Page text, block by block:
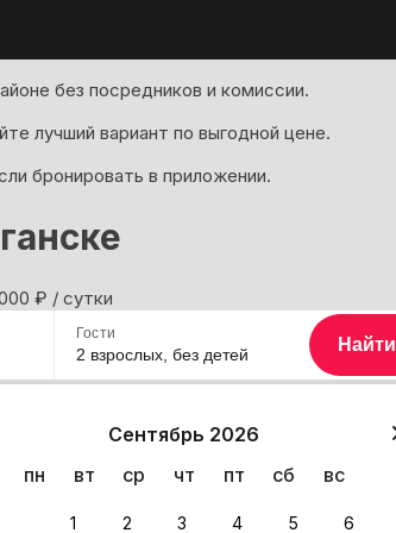
без посредников и комиссии.
лучший вариант по выгодной цене.
бронировать в приложении.
₽ / сутки
Сентябрь 2026
пн
вт ср чт пт сб вс
1 2 3 4 5 6
Гости
2 взрослых, без детей Найти